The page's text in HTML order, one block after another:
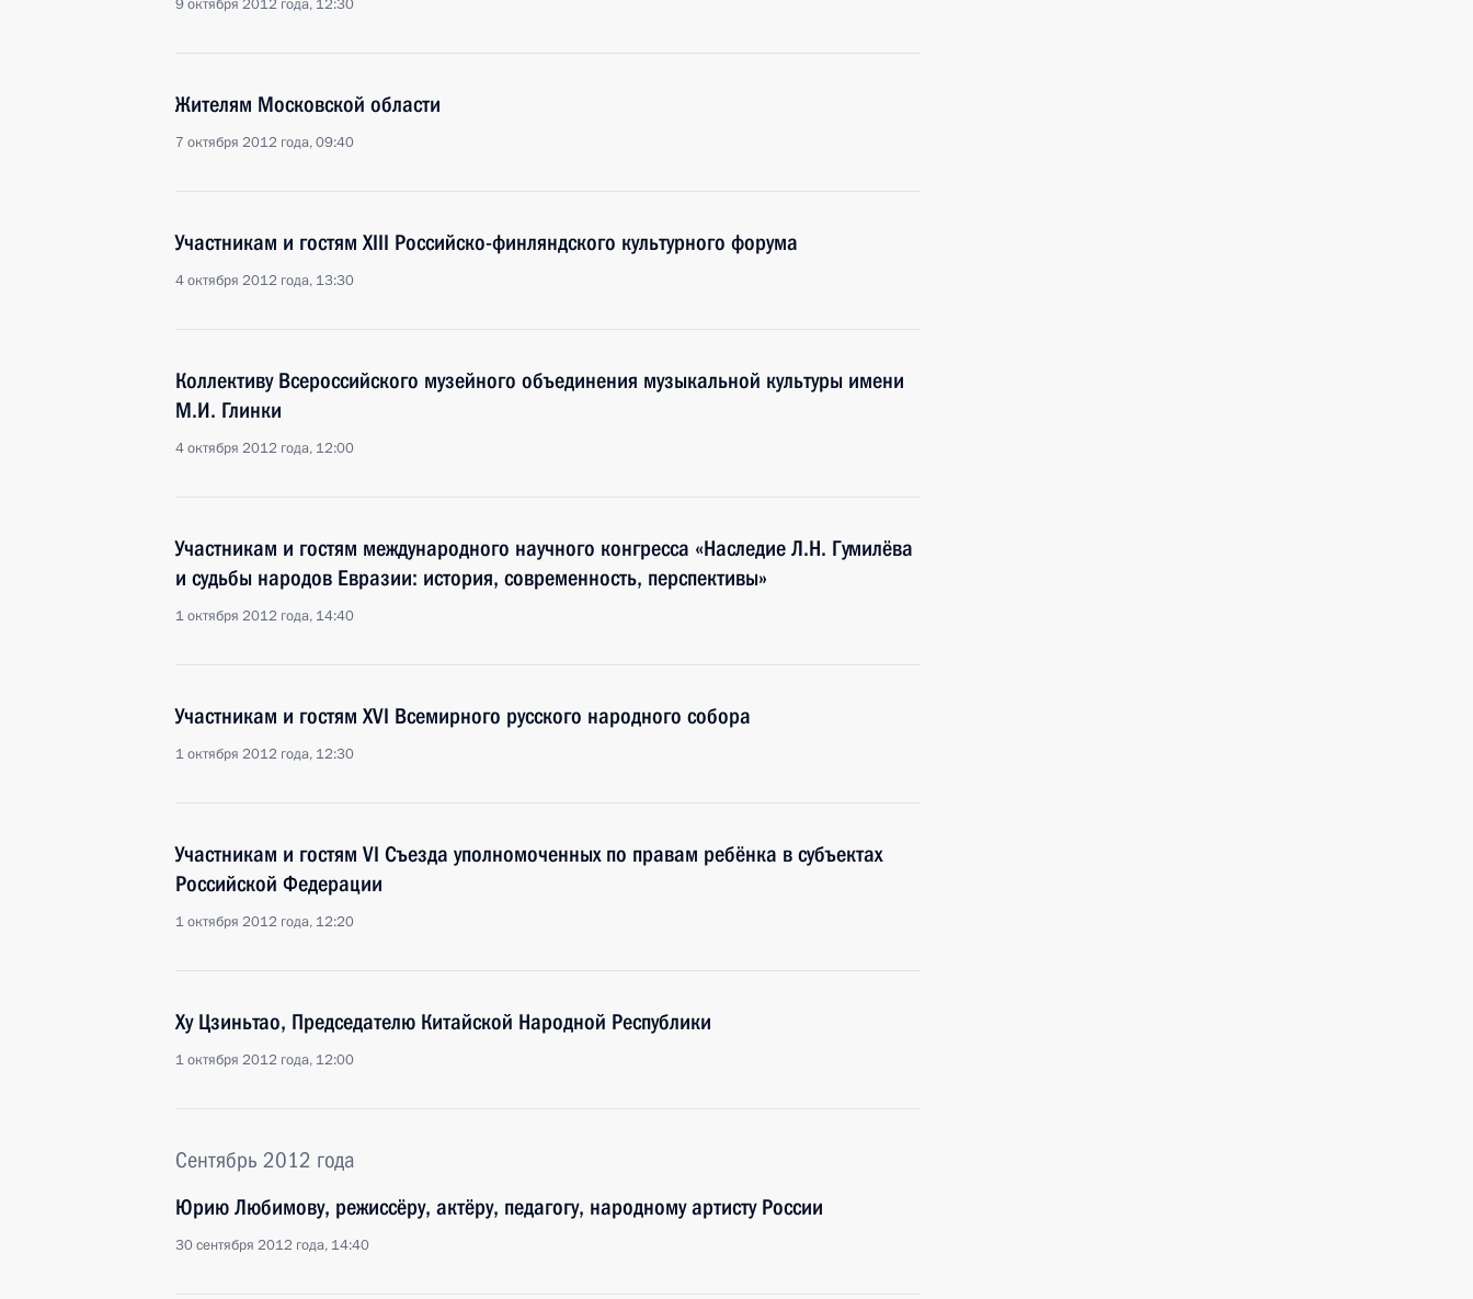
9 октября 2012 года, 12:30
Жителям Московской области
7 октября 2012 года, 09:40
Участникам и гостям XIII Российско-финляндского культурного форума
4 октября 2012 года, 13:30
Коллективу Всероссийского музейного объединения музыкальной культуры имени
М.И. Глинки
4 октября 2012 года, 12:00
Участникам и гостям международного научного конгресса «Наследие Л.Н. Гумилёва
и судьбы народов Евразии: история, современность, перспективы»
1 октября 2012 года, 14:40
Участникам и гостям XVI Всемирного русского народного собора
1 октября 2012 года, 12:30
Участникам и гостям VI Съезда уполномоченных по правам ребёнка в субъектах
Российской Федерации
1 октября 2012 года, 12:20
Ху Цзиньтао, Председателю Китайской Народной Республики
1 октября 2012 года, 12:00
Сентябрь 2012 года
Юрию Любимову, режиссёру, актёру, педагогу, народному артисту России
30 сентября 2012 года, 14:40